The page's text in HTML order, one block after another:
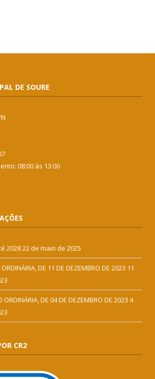
DE SOURE
08:00 às 13:00
202822 de maio de 2025
DE 11 DE DEZEMBRO DE 2023 11
ORDINÁRIA, DE 04 DE DEZEMBRO DE 2023 4
CR2